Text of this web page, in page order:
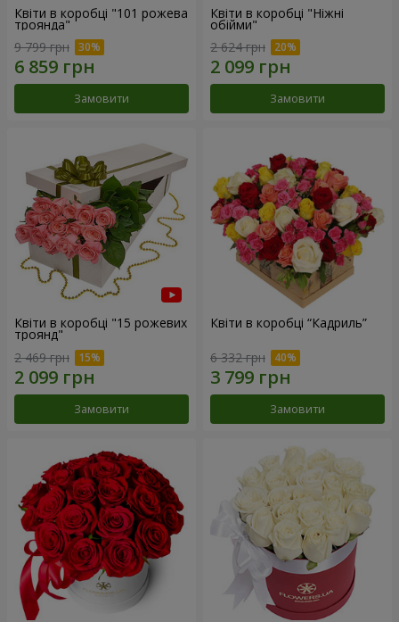
Квіти в коробці "101 рожева
троянда"
9 799 грн
Замовити
Квіти в коробці "Ніжні
обійми"
2 624 грн
Замовити
Квіти в коробці "15 рожевих
троянд"
2 469 грн
Замовити
Квіти в коробці “Кадриль”
6 332 грн
Замовити